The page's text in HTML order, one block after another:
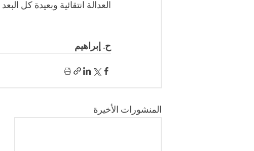
العدالة انتقائية وبعيدة كل
ح. إبراهيم
المنشورات الأخيرة